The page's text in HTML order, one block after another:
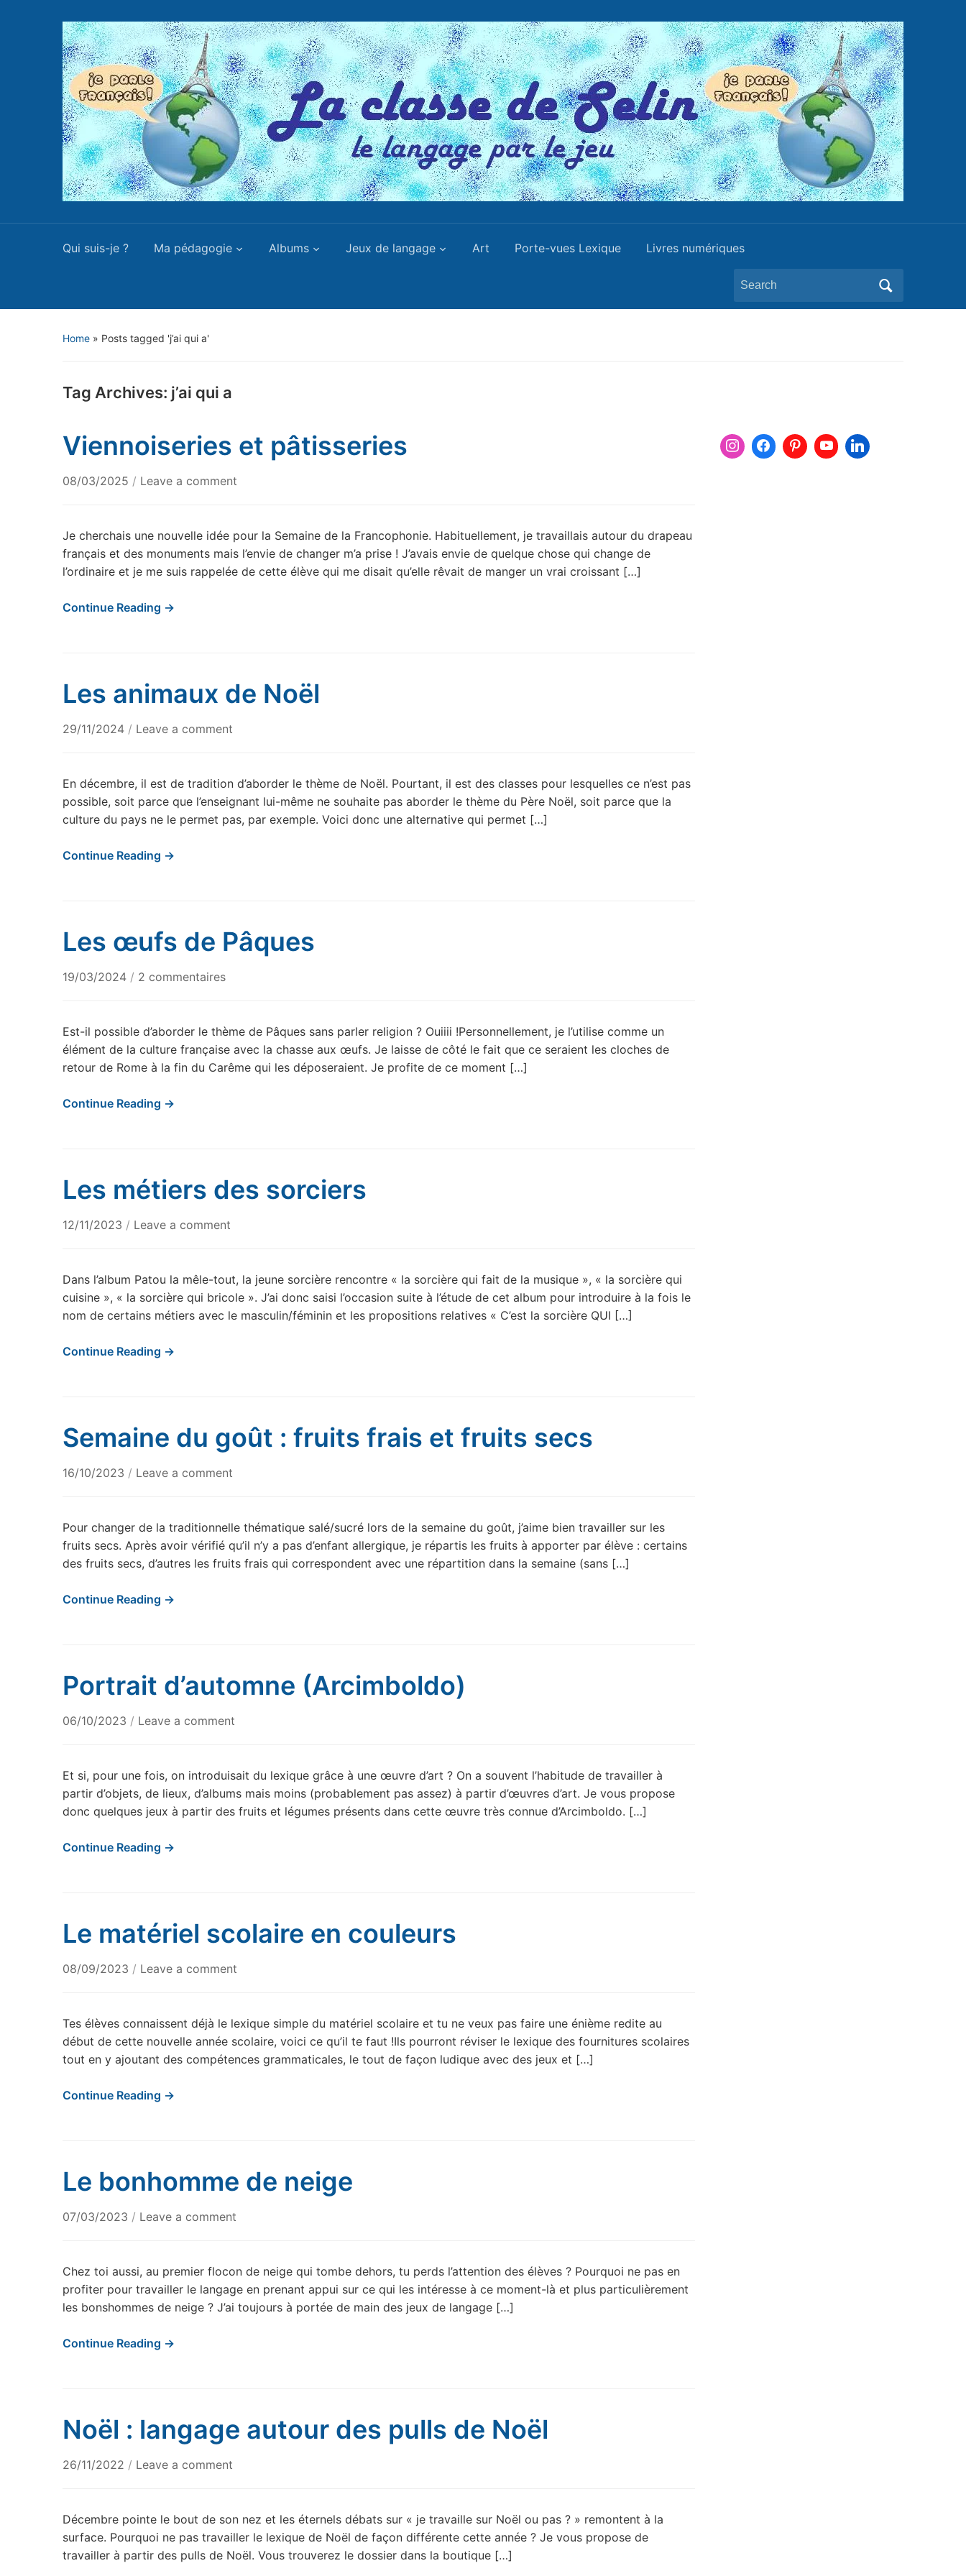
Qui suis-je ? Ma pédagogie Albums Jeux de langage Art Porte-vues Lexique Livres numériques
Search
for:
Home » Posts tagged 'j’ai qui a'
Tag Archives: j’ai qui a
Viennoiseries et pâtisseries
08/03/2025 / Leave a comment
Je cherchais une nouvelle idée pour la Semaine de la Francophonie. Habituellement, je travaillais autour du drapeau
français et des monuments mais l’envie de changer m’a prise ! J’avais envie de quelque chose qui change de
l’ordinaire et je me suis rappelée de cette élève qui me disait qu’elle rêvait de manger un vrai croissant […]
Continue Reading →
Les animaux de Noël
29/11/2024 / Leave a comment
En décembre, il est de tradition d’aborder le thème de Noël. Pourtant, il est des classes pour lesquelles ce n’est pas
possible, soit parce que l’enseignant lui-même ne souhaite pas aborder le thème du Père Noël, soit parce que la
culture du pays ne le permet pas, par exemple. Voici donc une alternative qui permet […]
Continue Reading →
Les œufs de Pâques
19/03/2024 / 2 commentairessur
de
Pâques
Est-il possible d’aborder le thème de Pâques sans parler religion ? Ouiiii !Personnellement, je l’utilise comme un
élément de la culture française avec la chasse aux œufs. Je laisse de côté le fait que ce seraient les cloches de
retour de Rome à la fin du Carême qui les déposeraient. Je profite de ce moment […]
Continue Reading →
Les métiers des sorciers
12/11/2023 / Leave a comment
Dans l’album Patou la mêle-tout, la jeune sorcière rencontre « la sorcière qui fait de la musique », « la sorcière qui
cuisine », « la sorcière qui bricole ». J’ai donc saisi l’occasion suite à l’étude de cet album pour introduire à la fois le
nom de certains métiers avec le masculin/féminin et les propositions relatives « C’est la sorcière QUI […]
Continue Reading →
Semaine du goût : fruits frais et fruits secs
16/10/2023 / Leave a comment
Pour changer de la traditionnelle thématique salé/sucré lors de la semaine du goût, j’aime bien travailler sur les
fruits secs. Après avoir vérifié qu’il n’y a pas d’enfant allergique, je répartis les fruits à apporter par élève : certains
des fruits secs, d’autres les fruits frais qui correspondent avec une répartition dans la semaine (sans […]
Continue Reading →
Portrait d’automne (Arcimboldo)
06/10/2023 / Leave a comment
Et si, pour une fois, on introduisait du lexique grâce à une œuvre d’art ? On a souvent l’habitude de travailler à
partir d’objets, de lieux, d’albums mais moins (probablement pas assez) à partir d’œuvres d’art. Je vous propose
donc quelques jeux à partir des fruits et légumes présents dans cette œuvre très connue d’Arcimboldo. […]
Continue Reading →
Le matériel scolaire en couleurs
08/09/2023 / Leave a comment
Tes élèves connaissent déjà le lexique simple du matériel scolaire et tu ne veux pas faire une énième redite au
début de cette nouvelle année scolaire, voici ce qu’il te faut !Ils pourront réviser le lexique des fournitures scolaires
tout en y ajoutant des compétences grammaticales, le tout de façon ludique avec des jeux et […]
Continue Reading →
Le bonhomme de neige
07/03/2023 / Leave a comment
Chez toi aussi, au premier flocon de neige qui tombe dehors, tu perds l’attention des élèves ? Pourquoi ne pas en
profiter pour travailler le langage en prenant appui sur ce qui les intéresse à ce moment-là et plus particulièrement
les bonshommes de neige ? J’ai toujours à portée de main des jeux de langage […]
Continue Reading →
Noël : langage autour des pulls de Noël
26/11/2022 / Leave a comment
Décembre pointe le bout de son nez et les éternels débats sur « je travaille sur Noël ou pas ? » remontent à la
surface. Pourquoi ne pas travailler le lexique de Noël de façon différente cette année ? Je vous propose de
travailler à partir des pulls de Noël. Vous trouverez le dossier dans la boutique […]